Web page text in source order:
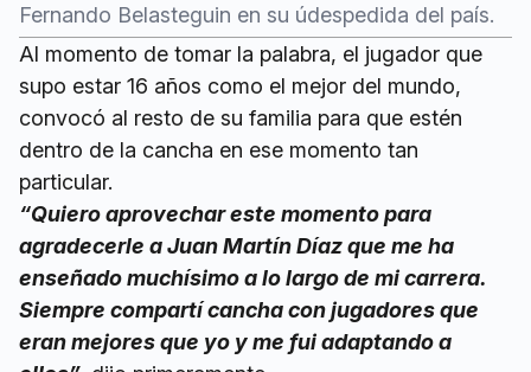
Fernando Belasteguin en su údespedida del país.
Al momento de tomar la palabra, el jugador que
supo estar 16 años como el mejor del mundo,
convocó al resto de su familia para que estén
dentro de la cancha en ese momento tan
particular.
“Quiero aprovechar este momento para
agradecerle a Juan Martín Díaz que me ha
enseñado muchísimo a lo largo de mi carrera.
Siempre compartí cancha con jugadores que
eran mejores que yo y me fui adaptando a